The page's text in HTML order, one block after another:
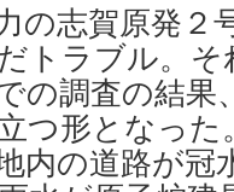
The
の志賀原発２
トラブル。
の調査の結果
つ形となった
内の道路が冠